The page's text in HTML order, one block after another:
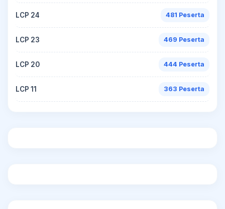
LCP 24 481 Peserta
LCP 23 469 Peserta
LCP 20 444 Peserta
LCP 11 363 Peserta